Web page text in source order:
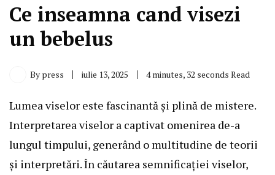
Ce inseamna cand visezi
un bebelus
By press iulie 13, 2025 4 minutes, 32 seconds Read
Lumea viselor este fascinantă și plină de mistere.
Interpretarea viselor a captivat omenirea de-a
lungul timpului, generând o multitudine de teorii
și interpretări. În căutarea semnificației viselor,